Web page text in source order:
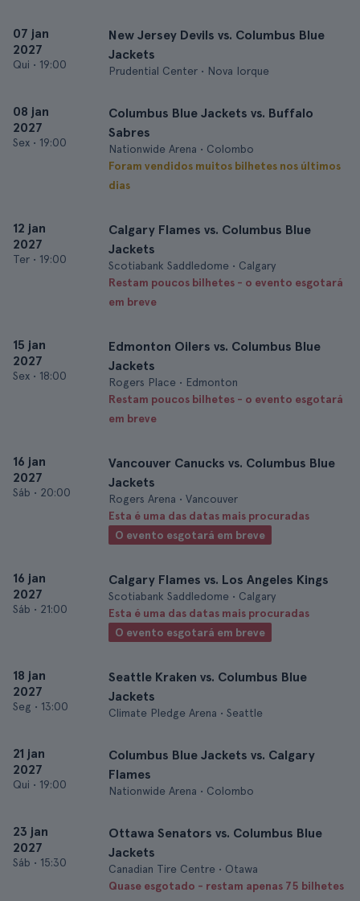
07 jan
2027
Qui • 19:00
New Jersey Devils vs. Columbus Blue
Jackets
Prudential Center • Nova Iorque
08 jan
2027
Sex • 19:00
Columbus Blue Jackets vs. Buffalo
Sabres
Nationwide Arena • Colombo
Foram vendidos muitos bilhetes nos últimos
dias
12 jan
2027
Ter • 19:00
Calgary Flames vs. Columbus Blue
Jackets
Scotiabank Saddledome • Calgary
Restam poucos bilhetes - o evento esgotará
em breve
15 jan
2027
Sex • 18:00
Edmonton Oilers vs. Columbus Blue
Jackets
Rogers Place • Edmonton
Restam poucos bilhetes - o evento esgotará
em breve
16 jan
2027
Sáb • 20:00
Vancouver Canucks vs. Columbus Blue
Jackets
Rogers Arena • Vancouver
Esta é uma das datas mais procuradas
O evento esgotará em breve
16 jan
2027
Sáb • 21:00
Calgary Flames vs. Los Angeles Kings
Scotiabank Saddledome • Calgary
Esta é uma das datas mais procuradas
O evento esgotará em breve
18 jan
2027
Seg • 13:00
Seattle Kraken vs. Columbus Blue
Jackets
Climate Pledge Arena • Seattle
21 jan
2027
Qui • 19:00
Columbus Blue Jackets vs. Calgary
Flames
Nationwide Arena • Colombo
23 jan
2027
Sáb • 15:30
Ottawa Senators vs. Columbus Blue
Jackets
Canadian Tire Centre • Otawa
Quase esgotado - restam apenas 75 bilhetes